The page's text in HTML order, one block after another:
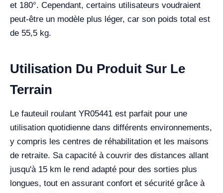
et 180°. Cependant, certains utilisateurs voudraient
peut-être un modèle plus léger, car son poids total est
de 55,5 kg.
Utilisation Du Produit Sur Le
Terrain
Le fauteuil roulant YR05441 est parfait pour une
utilisation quotidienne dans différents environnements,
y compris les centres de réhabilitation et les maisons
de retraite. Sa capacité à couvrir des distances allant
jusqu'à 15 km le rend adapté pour des sorties plus
longues, tout en assurant confort et sécurité grâce à